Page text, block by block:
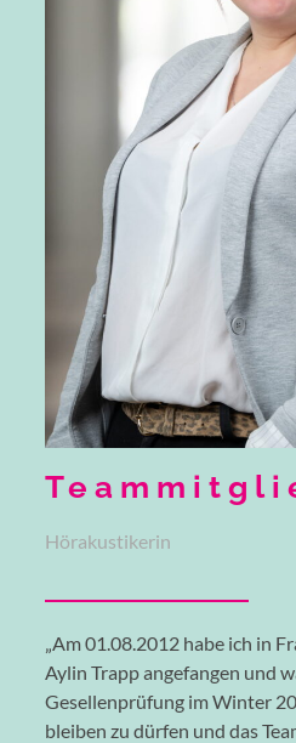
Hörakustikerin
„Am 01.08.2012 habe ich in
Aylin Trapp angefangen und
Gesellenprüfung im Winter
bleiben zu dürfen und das